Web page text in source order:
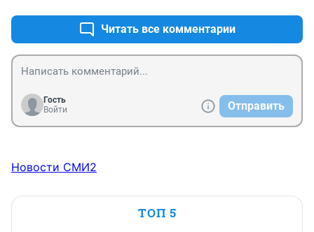
Читать все комментарии
Гость
Войти
Отправить
Новости СМИ2
ТОП 5